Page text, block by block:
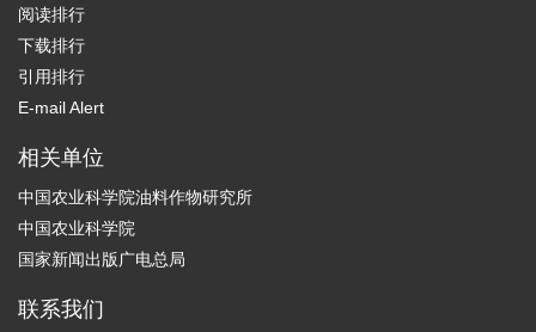
阅读排行
下载排行
引用排行
E-mail Alert
相关单位
中国农业科学院油料作物研究所
中国农业科学院
国家新闻出版广电总局
联系我们